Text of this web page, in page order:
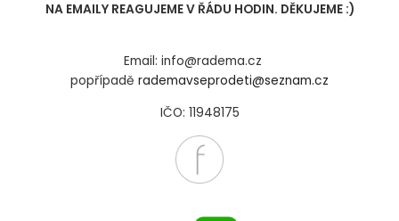
NA EMAILY REAGUJEME V ŘÁDU HODIN. DĚKUJEME :)
Email: info@radema.cz
popřípadě rademavseprodeti@seznam.cz
IČO: 11948175